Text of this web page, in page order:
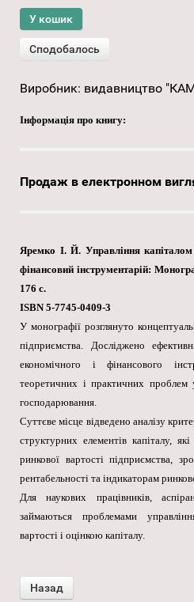
Виробник: видавництво
Інформація про книгу:
Продаж в електронном
Яремко І. Й. Управління капіталом
фінансовий інструментарій:
176 с.
ISBN 5-7745-0409-3
У монографії розглянуто
підприємства. Досліджено
економічного і фінансового
теоретичних і практичних проблем
господарювання.
Суттєве місце відведено аналізу
структурних елементів капіталу,
ринкової вартості підприємства,
рентабельності та індикаторам
Для наукових працівників,
займаються проблемами
вартості і оцінкою капіталу.